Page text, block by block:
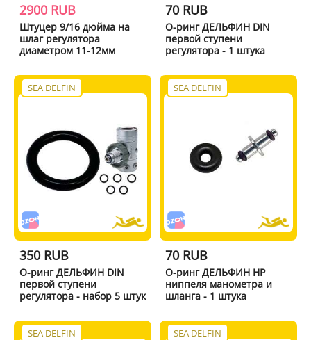
2900 RUB
Штуцер 9/16 дюйма на
шлаг регулятора
диаметром 11-12мм
70 RUB
О-ринг ДЕЛЬФИН DIN
первой ступени
регулятора - 1 штука
SEA DELFIN
350 RUB
О-ринг ДЕЛЬФИН DIN
первой ступени
регулятора - набор 5 штук
SEA DELFIN
70 RUB
О-ринг ДЕЛЬФИН HP
ниппеля манометра и
шланга - 1 штука
SEA DELFIN SEA DELFIN